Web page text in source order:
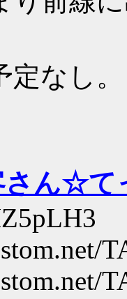
なし。
さん☆て